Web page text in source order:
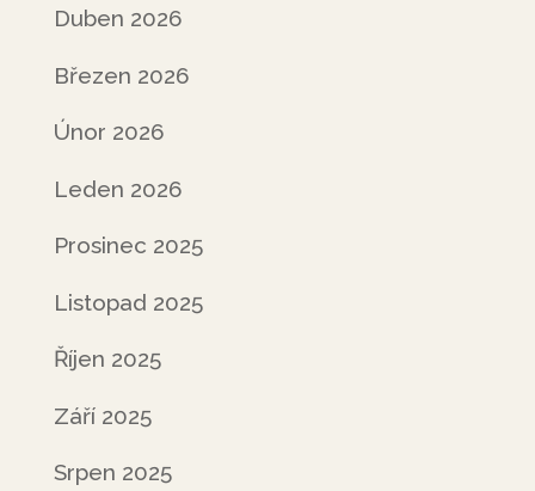
Duben 2026
Březen 2026
Únor 2026
Leden 2026
Prosinec 2025
Listopad 2025
Říjen 2025
Září 2025
Srpen 2025